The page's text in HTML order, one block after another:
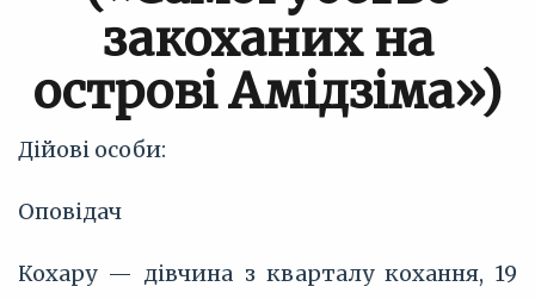
закоханих на
острові Амідзіма»)
Дійові особи:
Оповідач
Кохару — дівчина з кварталу кохання, 19